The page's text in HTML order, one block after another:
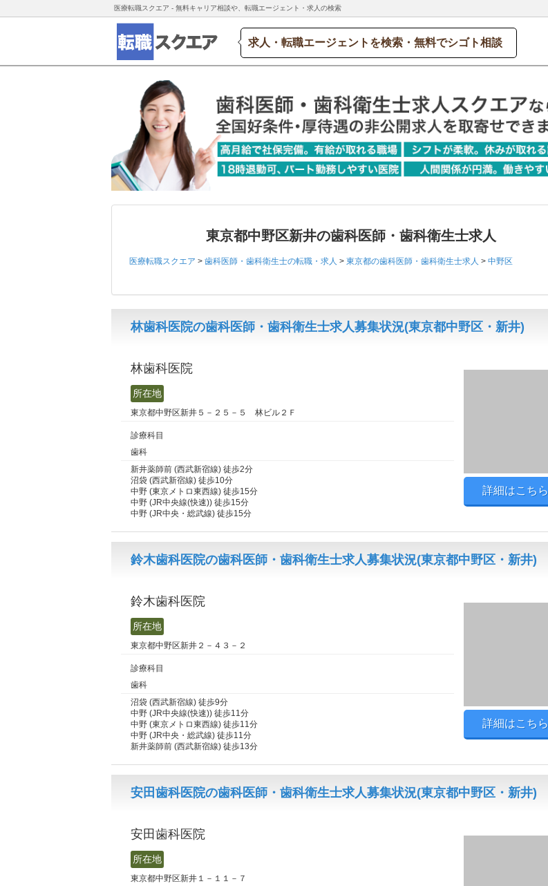
医療転職スクエア - 無料キャリア相談や、転職エージェント・求人の検索
求人・転職エージェントを検索・無料でシゴト相談
東京都中野区新井の歯科医師・歯科衛生士求人
医療転職スクエア > 歯科医師・歯科衛生士の転職・求人 > 東京都の歯科医師・歯科衛生士求人 > 中野区
林歯科医院の歯科医師・歯科衛生士求人募集状況(東京都中野区・新井)
林歯科医院
詳細はこちら
所在地
東京都中野区新井５－２５－５ 林ビル２Ｆ
診療科目
歯科
新井薬師前 (西武新宿線) 徒歩2分
沼袋 (西武新宿線) 徒歩10分
中野 (東京メトロ東西線) 徒歩15分
中野 (JR中央線(快速)) 徒歩15分
中野 (JR中央・総武線) 徒歩15分
鈴木歯科医院の歯科医師・歯科衛生士求人募集状況(東京都中野区・新井)
鈴木歯科医院
詳細はこちら
所在地
東京都中野区新井２－４３－２
診療科目
歯科
沼袋 (西武新宿線) 徒歩9分
中野 (JR中央線(快速)) 徒歩11分
中野 (東京メトロ東西線) 徒歩11分
中野 (JR中央・総武線) 徒歩11分
新井薬師前 (西武新宿線) 徒歩13分
安田歯科医院の歯科医師・歯科衛生士求人募集状況(東京都中野区・新井)
安田歯科医院
所在地
東京都中野区新井１－１１－７